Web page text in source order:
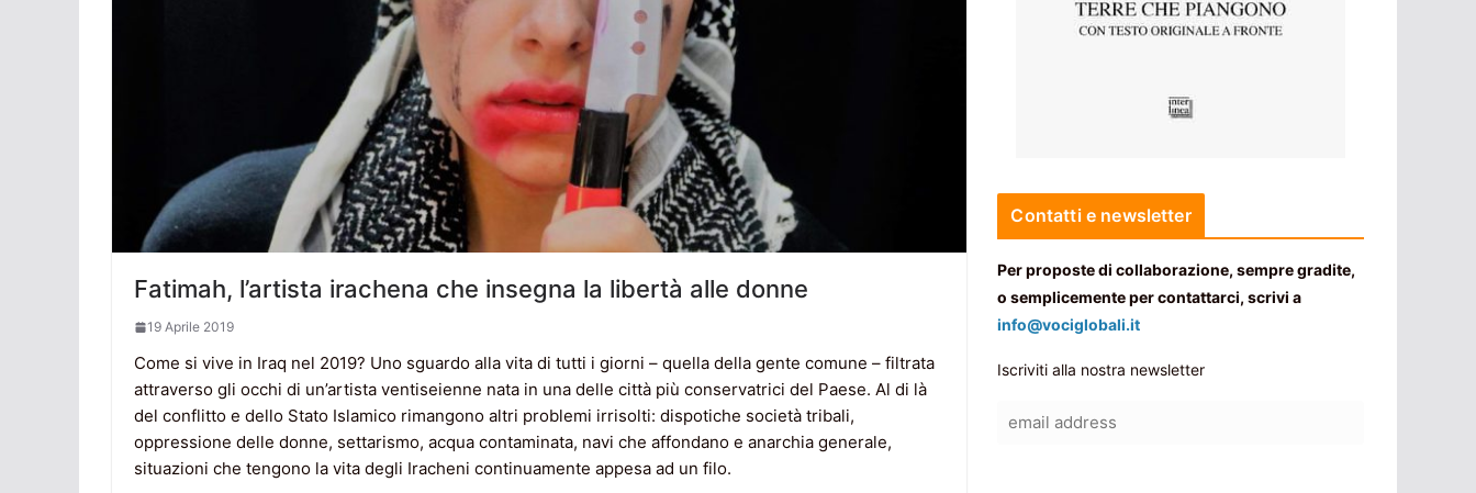
Fatimah, l’artista irachena che insegna la libertà alle donne
19 Aprile 2019
Come si vive in Iraq nel 2019? Uno sguardo alla vita di tutti i giorni – quella della gente comune – filtrata
attraverso gli occhi di un’artista ventiseienne nata in una delle città più conservatrici del Paese. Al di là
del conflitto e dello Stato Islamico rimangono altri problemi irrisolti: dispotiche società tribali,
oppressione delle donne, settarismo, acqua contaminata, navi che affondano e anarchia generale,
situazioni che tengono la vita degli Iracheni continuamente appesa ad un filo.
Contatti e newsletter
Per proposte di collaborazione, sempre gradite,
o semplicemente per contattarci, scrivi a
info@vociglobali.it
Iscriviti alla nostra newsletter